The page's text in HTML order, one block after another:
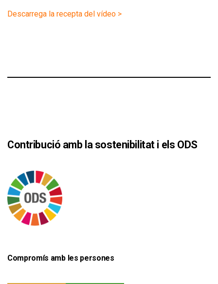
Descarrega la recepta del vídeo >
Contribució amb la sostenibilitat i els ODS
Compromís amb les persones